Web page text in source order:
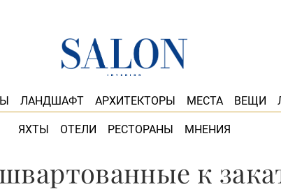
ЛАНДШАФТ АРХИТЕКТОРЫ МЕСТА ВЕЩИ
ЯХТЫ ОТЕЛИ РЕСТОРАНЫ МНЕНИЯ
к